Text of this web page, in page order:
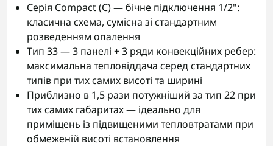
Серія Compact (C) — бічне підключення 1/2":
класична схема, сумісна зі стандартним
розведенням опалення
Тип 33 — 3 панелі + 3 ряди конвекційних ребер:
максимальна тепловіддача серед стандартних
типів при тих самих висоті та ширині
Приблизно в 1,5 рази потужніший за тип 22 при
тих самих габаритах — ідеально для
приміщень із підвищеними тепловтратами при
обмеженій висоті встановлення